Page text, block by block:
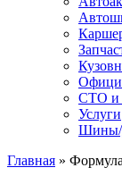
СТО и
Услуги
Шины/
Главная »